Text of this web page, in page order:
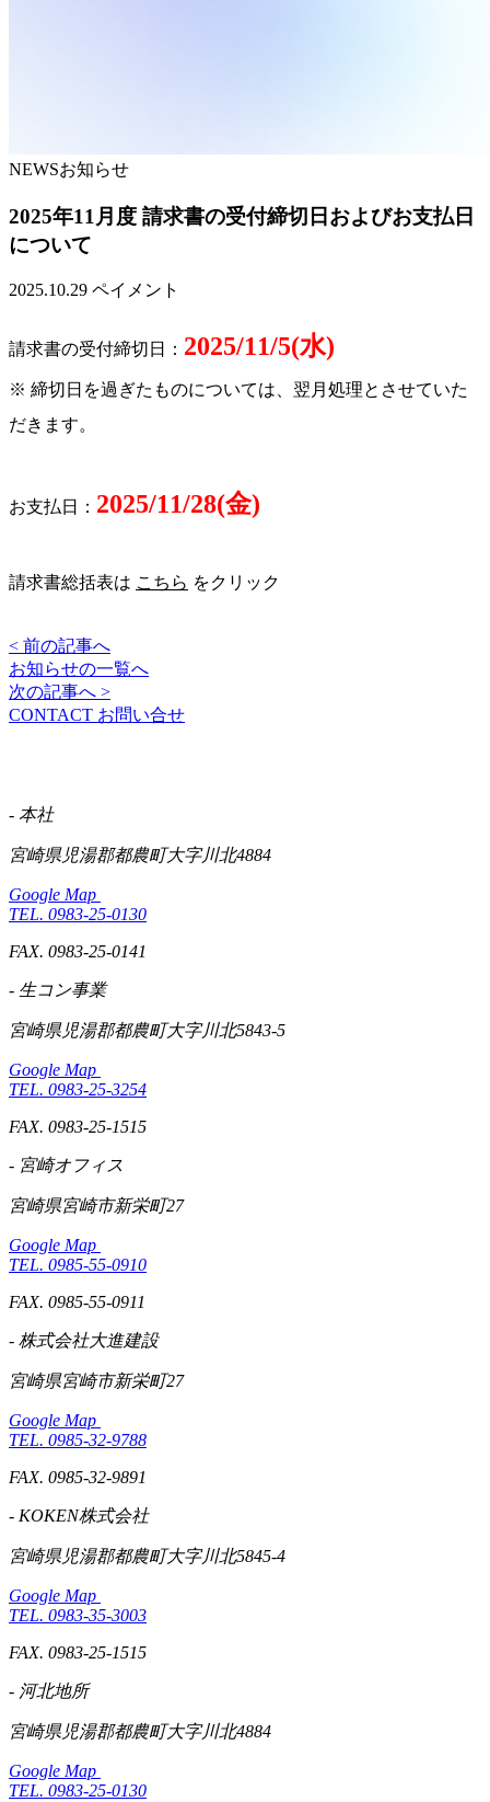
NEWSお知らせ
2025年11月度 請求書の受付締切日およびお支払日
について
2025.10.29 ペイメント
請求書の受付締切日： 2025/11/5(水)
※ 締切日を過ぎたものについては、翌月処理とさせていた
だきます。
お支払日： 2025/11/28(金)
請求書総括表は こちら をクリック
< 前の記事へ
お知らせの一覧へ
次の記事へ >
CONTACT お問い合せ
- 本社
宮崎県児湯郡都農町大字川北4884
Google Map
TEL. 0983-25-0130
FAX. 0983-25-0141
- 生コン事業
宮崎県児湯郡都農町大字川北5843-5
Google Map
TEL. 0983-25-3254
FAX. 0983-25-1515
- 宮崎オフィス
宮崎県宮崎市新栄町27
Google Map
TEL. 0985-55-0910
FAX. 0985-55-0911
- 株式会社大進建設
宮崎県宮崎市新栄町27
Google Map
TEL. 0985-32-9788
FAX. 0985-32-9891
- KOKEN株式会社
宮崎県児湯郡都農町大字川北5845-4
Google Map
TEL. 0983-35-3003
FAX. 0983-25-1515
- 河北地所
宮崎県児湯郡都農町大字川北4884
Google Map
TEL. 0983-25-0130